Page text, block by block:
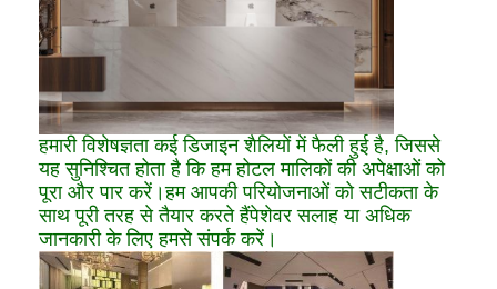
हमारी विशेषज्ञता कई डिजाइन शैलियों में फैली हुई है, जिससे
यह सुनिश्चित होता है कि हम होटल मालिकों की अपेक्षाओं को
पूरा और पार करें।हम आपकी परियोजनाओं को सटीकता के
साथ पूरी तरह से तैयार करते हैंपेशेवर सलाह या अधिक
जानकारी के लिए हमसे संपर्क करें।